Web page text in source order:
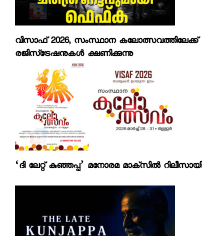
വിസാഫ് 2026, സംസ്ഥാന കലോത്സവത്തിലേക്ക്
രജിസ്‌ട്രേഷനുകള്‍ ക്ഷണിക്കുന്നു
‘ദി ലേറ്റ് കുഞ്ഞപ്പ’ മനോരമ മാക്‌സില്‍ റിലീസായി